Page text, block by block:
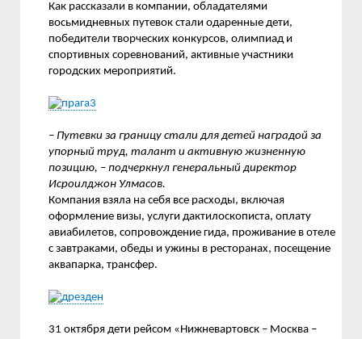
Как рассказали в компании, обладателями
восьмидневных путевок стали одаренные дети,
победители творческих конкурсов, олимпиад и
спортивных соревнований, активные участники
городских мероприятий.
– Путевки за границу стали для детей наградой за
упорный труд, талант и активную жизненную
позицию, – подчеркнул генеральный директор
Исроилджон Улмасов.
Компания взяла на себя все расходы, включая
оформление визы, услуги дактилоскописта, оплату
авиабилетов, сопровождение гида, проживание в отеле
с завтраками, обеды и ужины в ресторанах, посещение
аквапарка, трансфер.
31 октября дети рейсом «Нижневартовск – Москва –